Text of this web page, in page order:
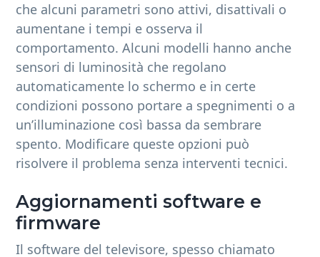
che alcuni parametri sono attivi, disattivali o
aumentane i tempi e osserva il
comportamento. Alcuni modelli hanno anche
sensori di luminosità che regolano
automaticamente lo schermo e in certe
condizioni possono portare a spegnimenti o a
un’illuminazione così bassa da sembrare
spento. Modificare queste opzioni può
risolvere il problema senza interventi tecnici.
Aggiornamenti software e
firmware
Il software del televisore, spesso chiamato